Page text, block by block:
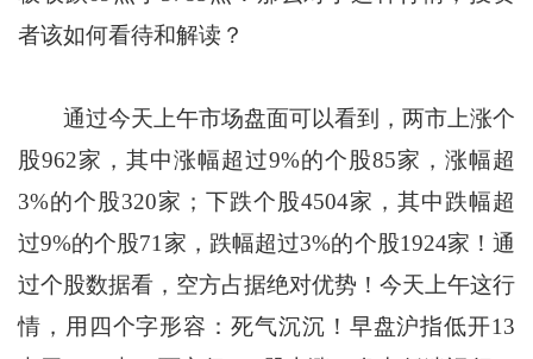
者该如何看待和解读？
通过今天上午市场盘面可以看到，两市上涨个
股962家，其中涨幅超过9%的个股85家，涨幅超
3%的个股320家；下跌个股4504家，其中跌幅超
过9%的个股71家，跌幅超过3%的个股1924家！通
过个股数据看，空方占据绝对优势！今天上午这行
情，用四个字形容：死气沉沉！早盘沪指低开13